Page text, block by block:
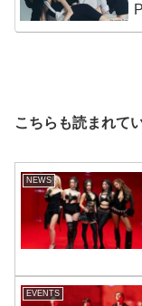
こちらも読まれて
NEWS
EVENTS